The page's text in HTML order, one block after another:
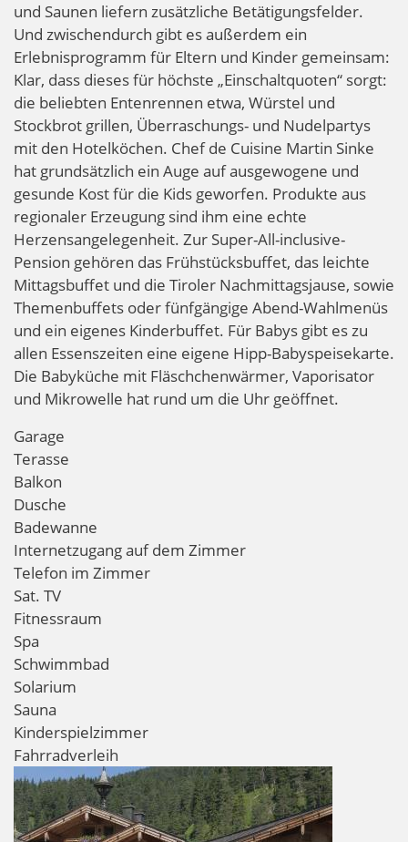
und Saunen liefern zusätzliche Betätigungsfelder.
Und zwischendurch gibt es außerdem ein
Erlebnisprogramm für Eltern und Kinder gemeinsam:
Klar, dass dieses für höchste „Einschaltquoten“ sorgt:
die beliebten Entenrennen etwa, Würstel und
Stockbrot grillen, Überraschungs- und Nudelpartys
mit den Hotelköchen. Chef de Cuisine Martin Sinke
hat grundsätzlich ein Auge auf ausgewogene und
gesunde Kost für die Kids geworfen. Produkte aus
regionaler Erzeugung sind ihm eine echte
Herzensangelegenheit. Zur Super-All-inclusive-
Pension gehören das Frühstücksbuffet, das leichte
Mittagsbuffet und die Tiroler Nachmittagsjause, sowie
Themenbuffets oder fünfgängige Abend-Wahlmenüs
und ein eigenes Kinderbuffet. Für Babys gibt es zu
allen Essenszeiten eine eigene Hipp-Babyspeisekarte.
Die Babyküche mit Fläschchenwärmer, Vaporisator
und Mikrowelle hat rund um die Uhr geöffnet.
Garage
Terasse
Balkon
Dusche
Badewanne
Internetzugang auf dem Zimmer
Telefon im Zimmer
Sat. TV
Fitnessraum
Spa
Schwimmbad
Solarium
Sauna
Kinderspielzimmer
Fahrradverleih